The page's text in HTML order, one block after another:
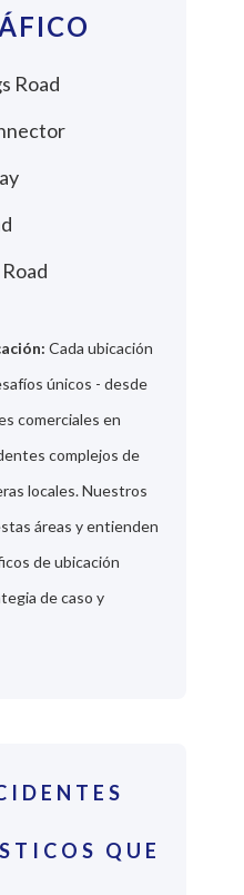
Road
Cada ubicación
únicos - desde
comerciales en
complejos de
locales. Nuestros
áreas y entienden
de ubicación
de caso y
QUE